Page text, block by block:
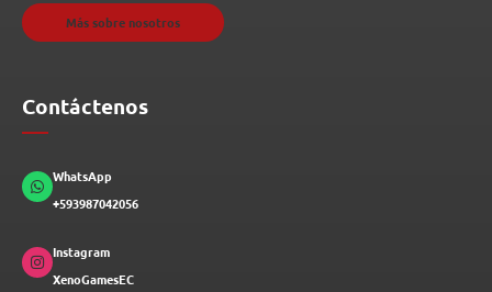
Más sobre nosotros
Contáctenos
WhatsApp
+593987042056
Instagram
XenoGamesEC